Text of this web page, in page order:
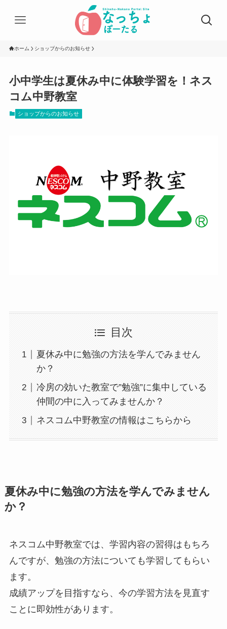
ホーム ショップからのお知らせ
小中学生は夏休み中に体験学習を！ネス
コム中野教室
ショップからのお知らせ
目次
夏休み中に勉強の方法を学んでみません
か？
冷房の効いた教室で”勉強”に集中している
仲間の中に入ってみませんか？
ネスコム中野教室の情報はこちらから
夏休み中に勉強の方法を学んでみません
か？
ネスコム中野教室では、学習内容の習得はもちろ
んですが、勉強の方法についても学習してもらい
ます。
成績アップを目指すなら、今の学習方法を見直す
ことに即効性があります。